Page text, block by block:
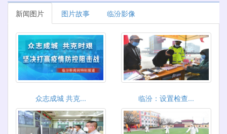
新闻图片 图片故事 临汾影像
众志成城 共克... 临汾：设置检查...